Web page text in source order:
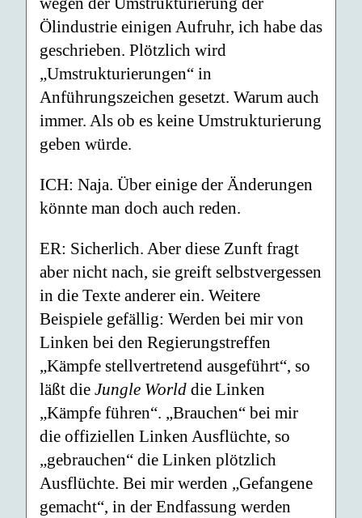
Ölindustrie einigen Aufruhr, ich habe das
geschrieben. Plötzlich wird
„Umstrukturierungen“ in
Anführungszeichen gesetzt. Warum auch
immer. Als ob es keine Umstrukturierung
geben würde.
ICH: Naja. Über einige der Änderungen
könnte man doch auch reden.
ER: Sicherlich. Aber diese Zunft fragt
aber nicht nach, sie greift selbstvergessen
in die Texte anderer ein. Weitere
Beispiele gefällig: Werden bei mir von
Linken bei den Regierungstreffen
„Kämpfe stellvertretend ausgeführt“, so
läßt die Jungle World die Linken
„Kämpfe führen“. „Brauchen“ bei mir
die offiziellen Linken Ausflüchte, so
„gebrauchen“ die Linken plötzlich
Ausflüchte. Bei mir werden „Gefangene
gemacht“, in der Endfassung werden